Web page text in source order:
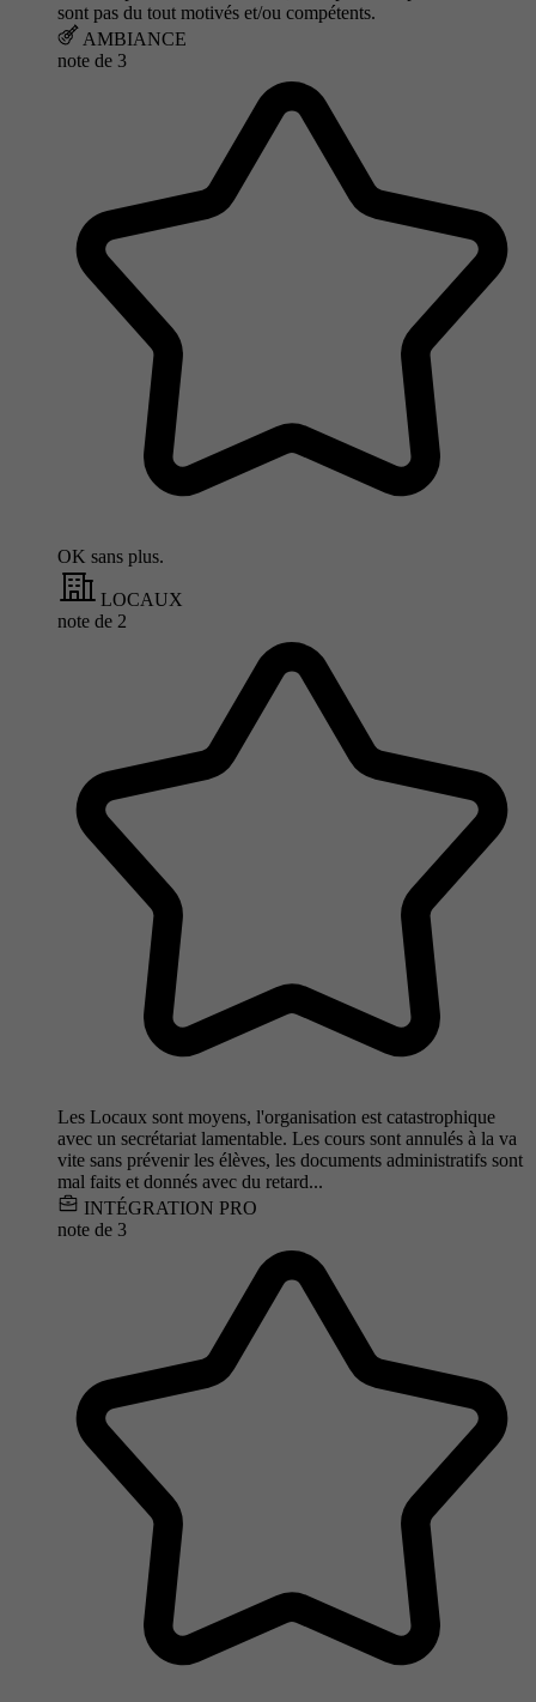
sont pas du tout motivés et/ou compétents.
AMBIANCE
note de 3
OK sans plus.
LOCAUX
note de 2
Les Locaux sont moyens, l'organisation est catastrophique
avec un secrétariat lamentable. Les cours sont annulés à la va
vite sans prévenir les élèves, les documents administratifs sont
mal faits et donnés avec du retard...
INTÉGRATION PRO
note de 3